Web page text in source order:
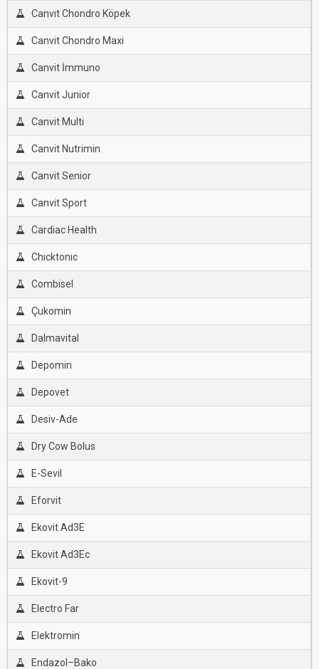
Canvıt Chondro Köpek
Canvit Chondro Maxi
Canvit İmmuno
Canvit Junior
Canvit Multi
Canvit Nutrimin
Canvit Senior
Canvit Sport
Cardiac Health
Chıcktonıc
Combisel
Çukomin
Dalmavital
Depomin
Depovet
Desiv-Ade
Dry Cow Bolus
E-Sevil
Eforvit
Ekovit Ad3E
Ekovit Ad3Ec
Ekovit-9
Electro Far
Elektromin
Endazol–Bako